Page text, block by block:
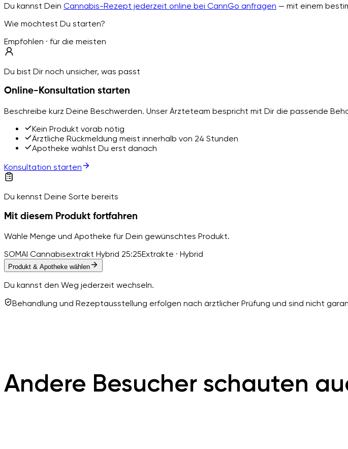
Du kannst Dein Cannabis-Rezept jederzeit online bei CannGo anfragen — mit einem
Wie möchtest Du starten?
Empfohlen · für die meisten
Du bist Dir noch unsicher, was passt
Online-Konsultation starten
Beschreibe kurz Deine Beschwerden. Unser Ärzteteam bespricht mit Dir die passende
Kein Produkt vorab nötig
Ärztliche Rückmeldung meist innerhalb von 24 Stunden
Apotheke wählst Du erst danach
Konsultation starten
Du kennst Deine Sorte bereits
Mit diesem Produkt fortfahren
Wähle Menge und Apotheke für Dein gewünschtes Produkt.
SOMAI Cannabisextrakt Hybrid 25:25Extrakte · Hybrid
Produkt & Apotheke wählen
Du kannst den Weg jederzeit wechseln.
Behandlung und Rezeptausstellung erfolgen nach ärztlicher Prüfung und sind nicht
Andere Besucher schauten